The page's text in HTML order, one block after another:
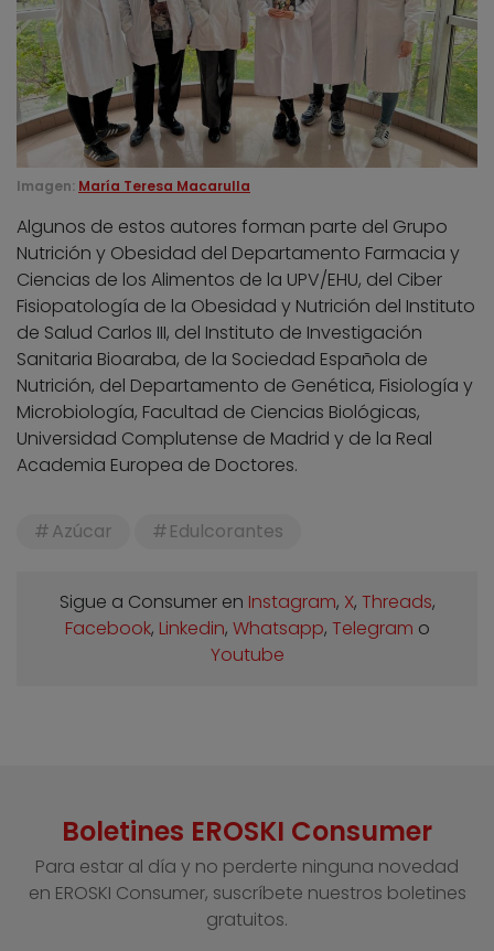
Imagen: María Teresa Macarulla
Algunos de estos autores forman parte del Grupo
Nutrición y Obesidad del Departamento Farmacia y
Ciencias de los Alimentos de la UPV/EHU, del Ciber
Fisiopatología de la Obesidad y Nutrición del Instituto
de Salud Carlos III, del Instituto de Investigación
Sanitaria Bioaraba, de la Sociedad Española de
Nutrición, del Departamento de Genética, Fisiología y
Microbiología, Facultad de Ciencias Biológicas,
Universidad Complutense de Madrid y de la Real
Academia Europea de Doctores.
Azúcar Edulcorantes
Sigue a Consumer en Instagram, X, Threads,
Facebook, Linkedin, Whatsapp, Telegram o
Youtube
Boletines EROSKI Consumer
Para estar al día y no perderte ninguna novedad
en EROSKI Consumer, suscríbete nuestros boletines
gratuitos.